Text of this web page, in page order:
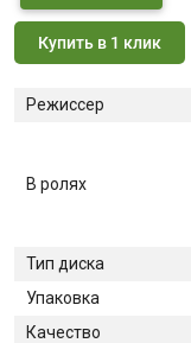
Купить в 1 клик
Режиссер
В ролях
Тип диска
Упаковка
Качество